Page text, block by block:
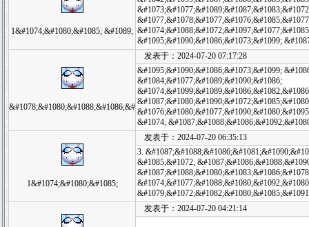
1&#1074;&#1080;&#1085; &#1089;
&#1095;&#1090;&#1086;&#1073;&#1099;
&#1078;&#1080;&#1088;&#1086;&#
发表于：2024-07-20 07:17:28
&#1095;&#1090;&#1086;&#1073;&#1099;
&#1084;&#1077;&#1089;&#1090;&#1086;
&#1074;
1&#1074;&#1080;&#1085;
发表于：2024-07-20 06:35:13
3.
&#1085;&#1072;
发表于：2024-07-20 04:21:14